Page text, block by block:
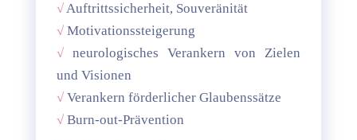
√Auftrittssicherheit, Souveränität
√Motivationssteigerung
√neurologisches Verankern von Zielen
und Visionen
√Verankern förderlicher Glaubenssätze
√Burn-out-Prävention